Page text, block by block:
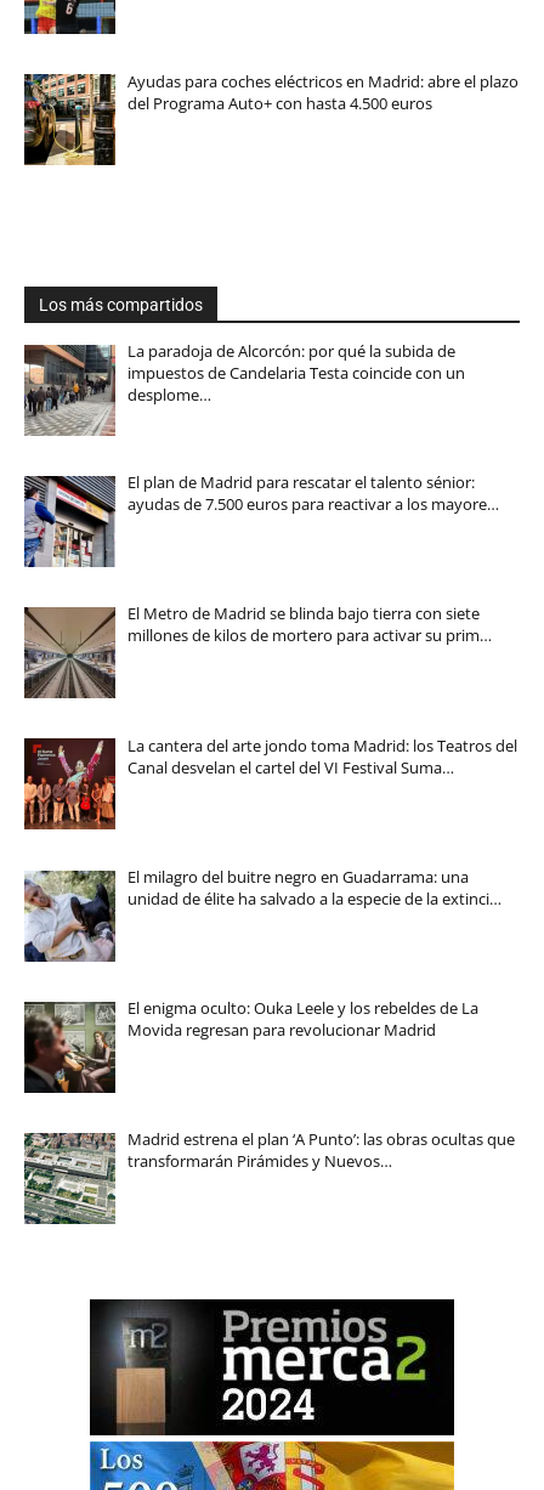
Ayudas para coches eléctricos en Madrid: abre el plazo
del Programa Auto+ con hasta 4.500 euros
Los más compartidos
La paradoja de Alcorcón: por qué la subida de
impuestos de Candelaria Testa coincide con un
desplome…
El plan de Madrid para rescatar el talento sénior:
ayudas de 7.500 euros para reactivar a los mayore…
El Metro de Madrid se blinda bajo tierra con siete
millones de kilos de mortero para activar su prim…
La cantera del arte jondo toma Madrid: los Teatros del
Canal desvelan el cartel del VI Festival Suma…
El milagro del buitre negro en Guadarrama: una
unidad de élite ha salvado a la especie de la extinci…
El enigma oculto: Ouka Leele y los rebeldes de La
Movida regresan para revolucionar Madrid
Madrid estrena el plan ‘A Punto’: las obras ocultas que
transformarán Pirámides y Nuevos…